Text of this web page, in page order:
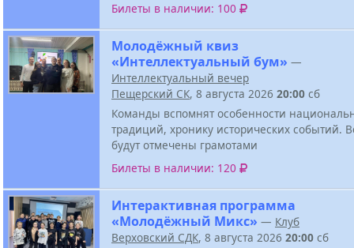
Билеты в наличии: 100
Молодёжный квиз
«Интеллектуальный бум» —
Интеллектуальный вечер
Пещерский СК, 8 августа 2026 20:00 сб
Команды вспомнят особенности
традиций, хронику исторических событий.
будут отмечены грамотами
Билеты в наличии: 120
Интерактивная программа
«Молодёжный Микс» — Клуб
Верховский СДК, 8 августа 2026 20:00 сб